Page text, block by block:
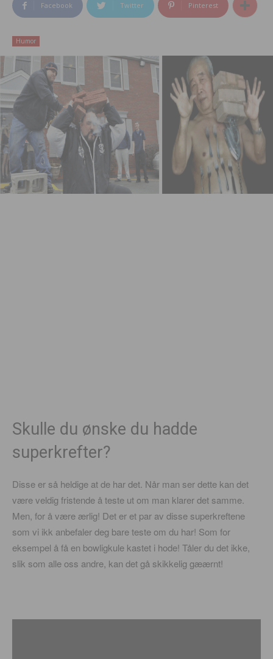
Facebook Twitter Pinterest
Humor
Skulle du ønske du hadde
superkrefter?
Disse er så heldige at de har det. Når man ser dette kan det
være veldig fristende å teste ut om man klarer det samme.
Men, for å være ærlig! Det er et par av disse superkreftene
som vi ikk anbefaler deg bare teste om du har! Som for
eksempel å få en bowligkule kastet i hode! Tåler du det ikke,
slik som alle oss andre, kan det gå skikkelig gæærnt!